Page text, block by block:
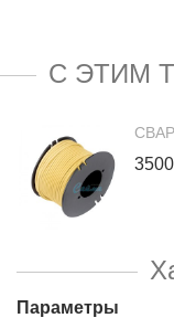
С ЭТИМ
Параметры